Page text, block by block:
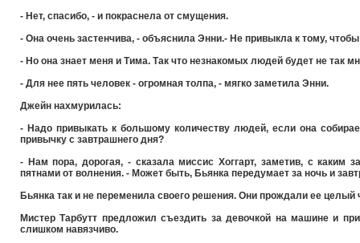
- Нет, спасибо, - и покраснела от смущения.
- Она очень застенчива, - объяснила Энни.- Не привыкла к тому,
- Но она знает меня и Тима. Так что незнакомых людей будет не так
- Для нее пять человек - огромная толпа, - мягко заметила Энни.
Джейн нахмурилась:
- Надо привыкать к большому количеству людей, если она
привычку с завтрашнего дня?
- Нам пора, дорогая, - сказала миссис Хоггарт, заметив, с каким
пятнами от волнения. - Может быть, Бьянка передумает за ночь и
Бьянка так и не переменила своего решения. Они прождали ее
Мистер Тарбутт предложил съездить за девочкой на машине и
слишком навязчиво.